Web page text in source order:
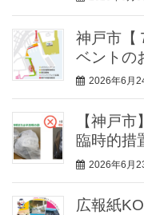
神戸市【
ベントの
2026年6月
【神戸
臨時的措
2026年6月
広報紙